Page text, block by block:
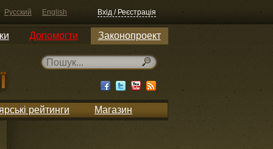
Русский English Вхід / Реєстрація
Допомогти Законопроект
рейтинги Магазин